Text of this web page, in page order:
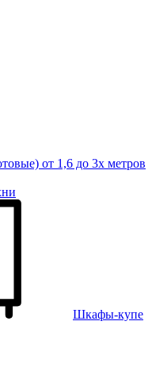
от 1,6 до 3х метров
Шкафы-купе